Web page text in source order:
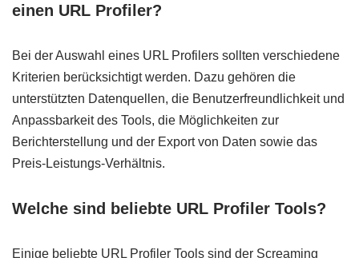
einen URL Profiler?
Bei der Auswahl eines URL Profilers sollten verschiedene
Kriterien berücksichtigt werden. Dazu gehören die
unterstützten Datenquellen, die Benutzerfreundlichkeit und
Anpassbarkeit des Tools, die Möglichkeiten zur
Berichterstellung und der Export von Daten sowie das
Preis-Leistungs-Verhältnis.
Welche sind beliebte URL Profiler Tools?
Einige beliebte URL Profiler Tools sind der Screaming